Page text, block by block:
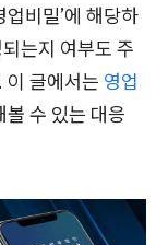
비밀’에 해당하
는지 여부도 주
이 글에서는 영업
볼 수 있는 대응